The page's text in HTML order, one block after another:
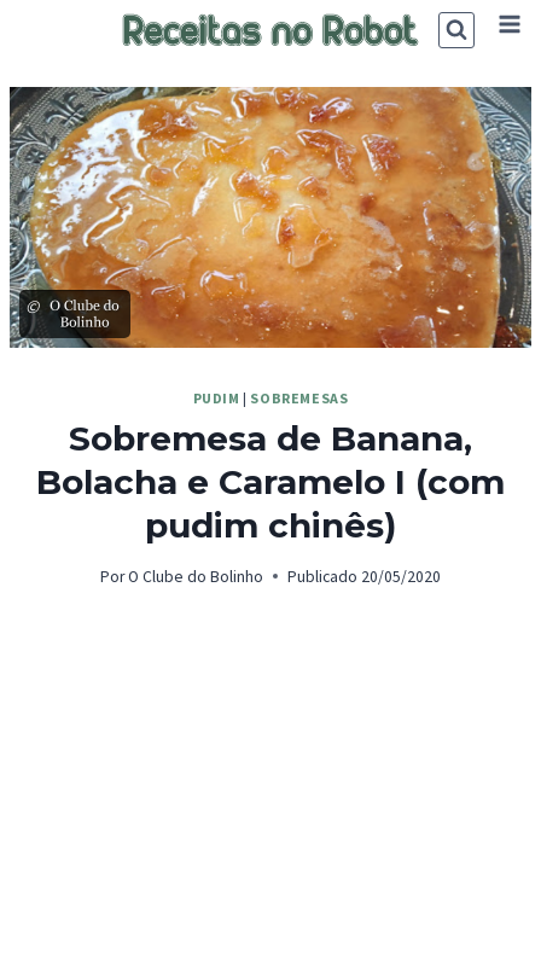
©
PUDIM | SOBREMESAS
Sobremesa de Banana,
Bolacha e Caramelo I (com
pudim chinês)
PorO Clube do Bolinho Publicado 20/05/2020